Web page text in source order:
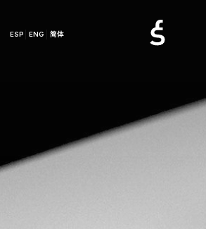
ESP ENG 简体